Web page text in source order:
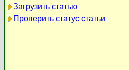
Загрузить статью
Проверить статус статьи